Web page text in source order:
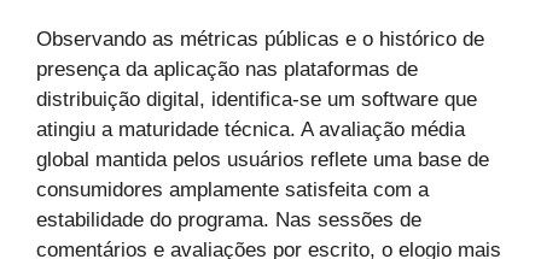
Observando as métricas públicas e o histórico de
presença da aplicação nas plataformas de
distribuição digital, identifica-se um software que
atingiu a maturidade técnica. A avaliação média
global mantida pelos usuários reflete uma base de
consumidores amplamente satisfeita com a
estabilidade do programa. Nas sessões de
comentários e avaliações por escrito, o elogio mais